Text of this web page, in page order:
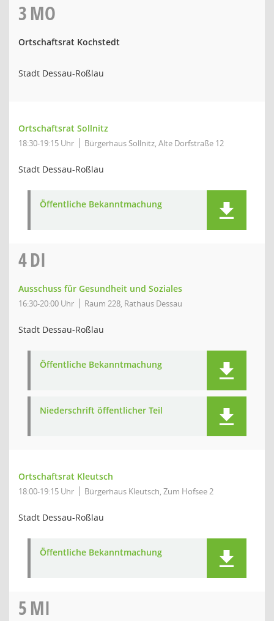
3MO
Ortschaftsrat Kochstedt
Stadt Dessau-Roßlau
Ortschaftsrat Sollnitz
18:30-19:15 Uhr Bürgerhaus Sollnitz, Alte Dorfstraße 12
Stadt Dessau-Roßlau
Öffentliche Bekanntmachung
4DI
Ausschuss für Gesundheit und Soziales
16:30-20:00 Uhr Raum 228, Rathaus Dessau
Stadt Dessau-Roßlau
Öffentliche Bekanntmachung
Niederschrift öffentlicher Teil
Ortschaftsrat Kleutsch
18:00-19:15 Uhr Bürgerhaus Kleutsch, Zum Hofsee 2
Stadt Dessau-Roßlau
Öffentliche Bekanntmachung
5MI